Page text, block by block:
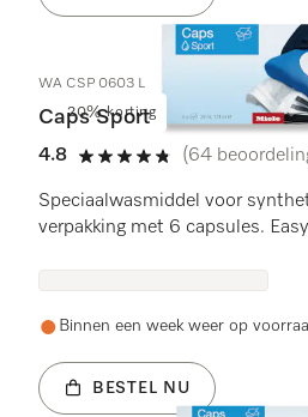
20% korting
WA CSP 0603 L
Caps Sport
4.8
4.8 sterren op 5
(64
Speciaalwasmiddel voor
verpakking met 6 capsules.
Binnen een week weer op
BESTEL NU